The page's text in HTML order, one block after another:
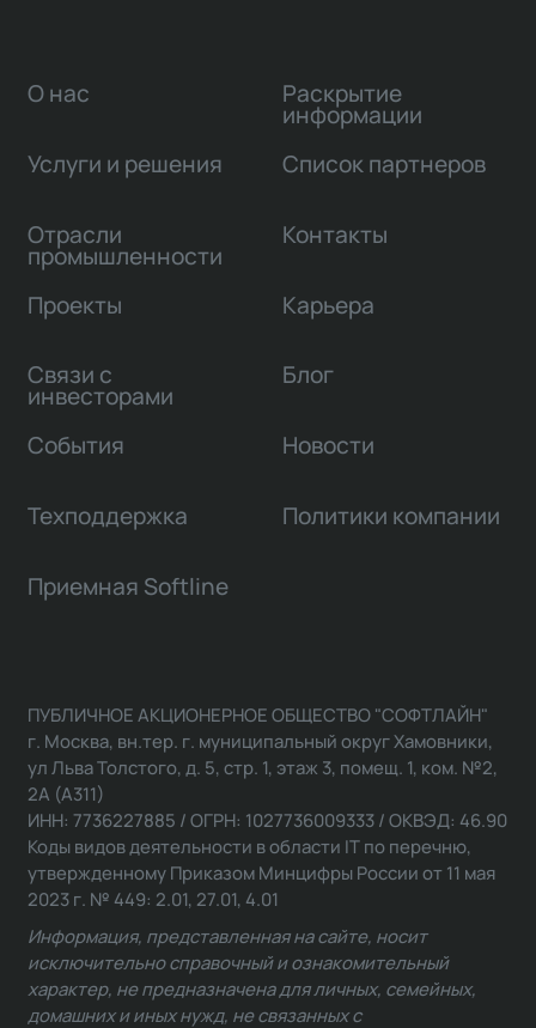
О нас
Услуги и решения
Отрасли
промышленности
Проекты
Связи с
инвесторами
Раскрытие
информации
Список партнеров
Контакты
Карьера
Блог
События Новости
Техподдержка Политики компании
Приемная Softline
ПУБЛИЧНОЕ АКЦИОНЕРНОЕ ОБЩЕСТВО "СОФТЛАЙН"
г. Москва, вн.тер. г. муниципальный округ Хамовники,
ул Льва Толстого, д. 5, стр. 1, этаж 3, помещ. 1, ком. №2,
2А (А311)
ИНН: 7736227885 / ОГРН: 1027736009333 / ОКВЭД: 46.90
Коды видов деятельности в области IT по перечню,
утвержденному Приказом Минцифры России от 11 мая
2023 г. № 449: 2.01, 27.01, 4.01
Информация, представленная на сайте, носит
исключительно справочный и ознакомительный
характер, не предназначена для личных, семейных,
домашних и иных нужд, не связанных с